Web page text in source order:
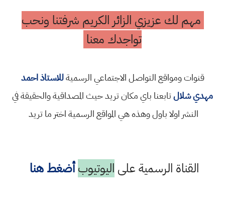
مهم لك عزيزي الزائر الكريم شرفتنا ونحب
تواجدك معنا
قنوات ومواقع التواصل الاجتماعي الرسميةللاستاذ احمد
مهدي شلالتابعنا باي مكان تريد حيث المصداقية والحقيقة في
النشر اولا باول وهذه هي المواقع الرسمية اختر ما تريد
القناة الرسمية على اليوتيوب أضغط هنا